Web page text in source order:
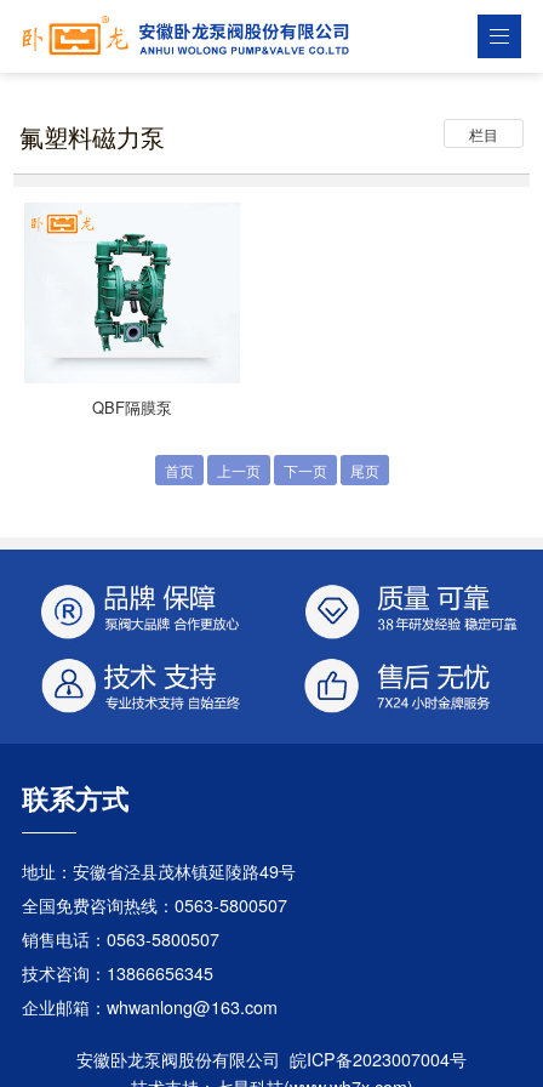
栏目
氟塑料磁力泵
QBF隔膜泵
首页 上一页 下一页 尾页
联系方式
地址：安徽省泾县茂林镇延陵路49号
全国免费咨询热线：0563-5800507
销售电话：0563-5800507
技术咨询：13866656345
企业邮箱：whwanlong@163.com
安徽卧龙泵阀股份有限公司 皖ICP备2023007004号